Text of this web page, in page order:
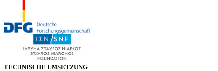
TECHNISCHE UMSETZUNG